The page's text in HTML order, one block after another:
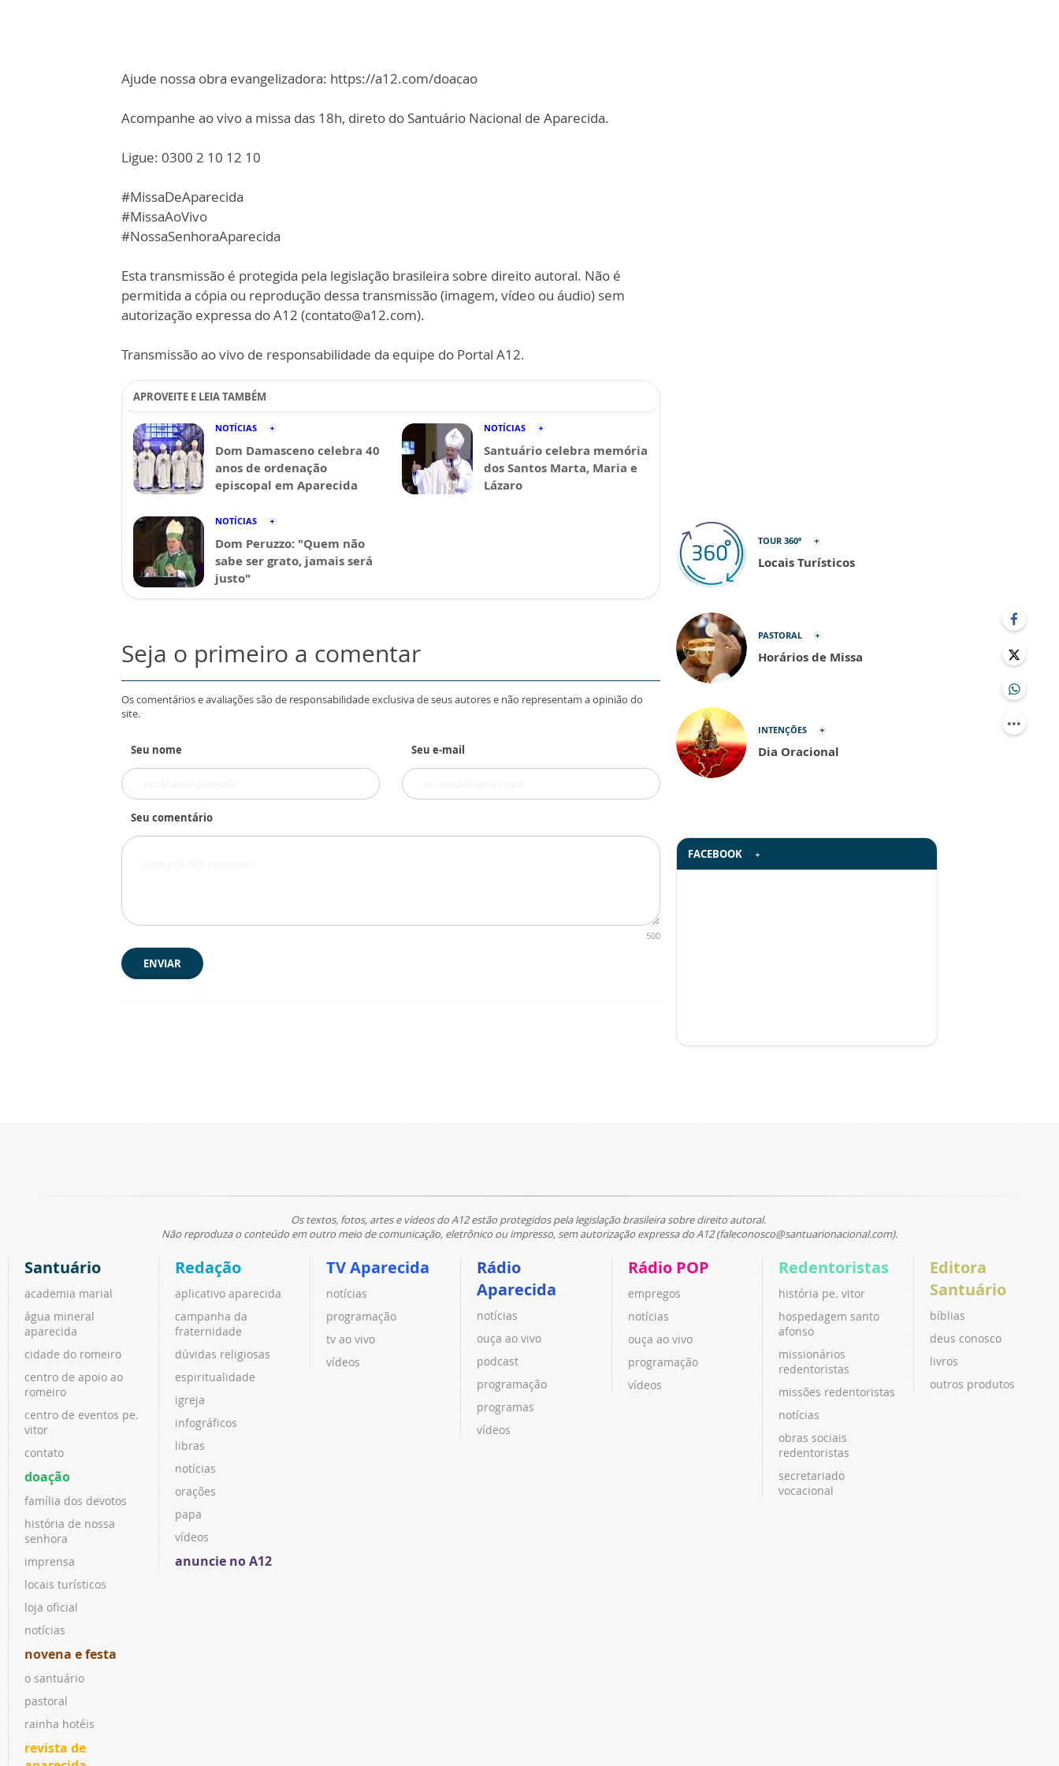
Ajude nossa obra evangelizadora: https://a12.com/doacao
Acompanhe ao vivo a missa das 18h, direto do Santuário Nacional de Aparecida.
Ligue: 0300 2 10 12 10
#MissaDeAparecida
#MissaAoVivo
#NossaSenhoraAparecida
Esta transmissão é protegida pela legislação brasileira sobre direito autoral. Não é
permitida a cópia ou reprodução dessa transmissão (imagem, vídeo ou áudio) sem
autorização expressa do A12 (contato@a12.com).
Transmissão ao vivo de responsabilidade da equipe do Portal A12.
APROVEITE E LEIA TAMBÉM
NOTÍCIAS
Dom Damasceno celebra 40
anos de ordenação
episcopal em Aparecida
NOTÍCIAS
Santuário celebra memória
dos Santos Marta, Maria e
Lázaro
NOTÍCIAS
Dom Peruzzo: "Quem não
sabe ser grato, jamais será
justo"
Seja o primeiro a comentar
Os comentários e avaliações são de responsabilidade exclusiva de seus autores e não representam a opinião do
site.
Seu nome Seu e-mail
Seu comentário
500
ENVIAR
TOUR 360º
Locais Turísticos
PASTORAL
Horários de Missa
INTENÇÕES
Dia Oracional
FACEBOOK
Os textos, fotos, artes e vídeos do A12 estão protegidos pela legislação brasileira sobre direito autoral.
Não reproduza o conteúdo em outro meio de comunicação, eletrônico ou impresso, sem autorização expressa do A12 (faleconosco@santuarionacional.com).
Santuário
academia marial
água mineral
aparecida
cidade do romeiro
centro de apoio ao
romeiro
centro de eventos pe.
vitor
contato
doação
família dos devotos
história de nossa
senhora
imprensa
locais turísticos
loja oficial
notícias
novena e festa
o santuário
pastoral
rainha hotéis
revista de
Redação
aplicativo aparecida
campanha da
fraternidade
dúvidas religiosas
espiritualidade
igreja
infográficos
libras
notícias
orações
papa
vídeos
anuncie no A12
TV Aparecida
notícias
programação
tv ao vivo
vídeos
Rádio
Aparecida
notícias
ouça ao vivo
podcast
programação
programas
vídeos
Rádio POP
empregos
notícias
ouça ao vivo
programação
vídeos
Redentoristas
história pe. vitor
hospedagem santo
afonso
missionários
redentoristas
missões redentoristas
notícias
obras sociais
redentoristas
secretariado
vocacional
Editora
Santuário
bíblias
deus conosco
livros
outros produtos